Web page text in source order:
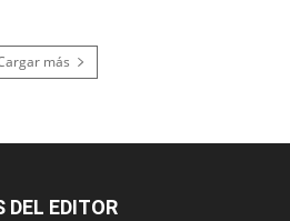
más
DEL EDITOR